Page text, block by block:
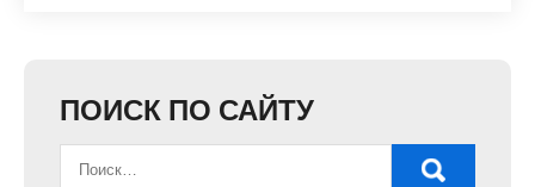
ПОИСК ПО САЙТУ